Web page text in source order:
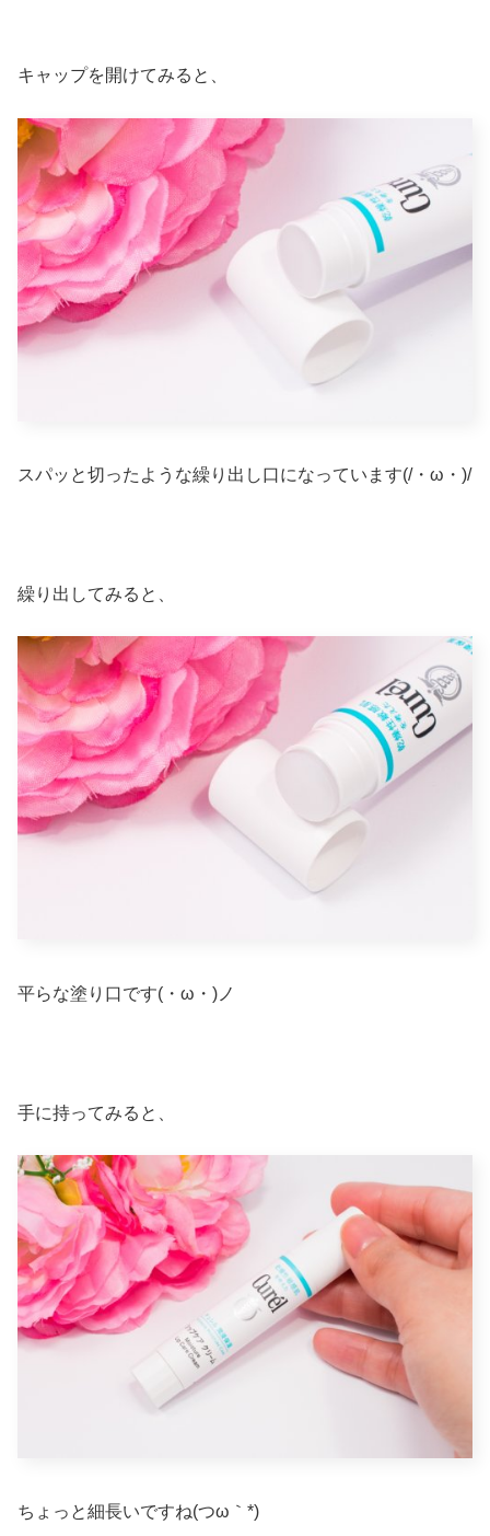
キャップを開けてみると、
スパッと切ったような繰り出し口になっています(/・ω・)/
繰り出してみると、
平らな塗り口です(・ω・)ノ
手に持ってみると、
ちょっと細長いですね(つω｀*)